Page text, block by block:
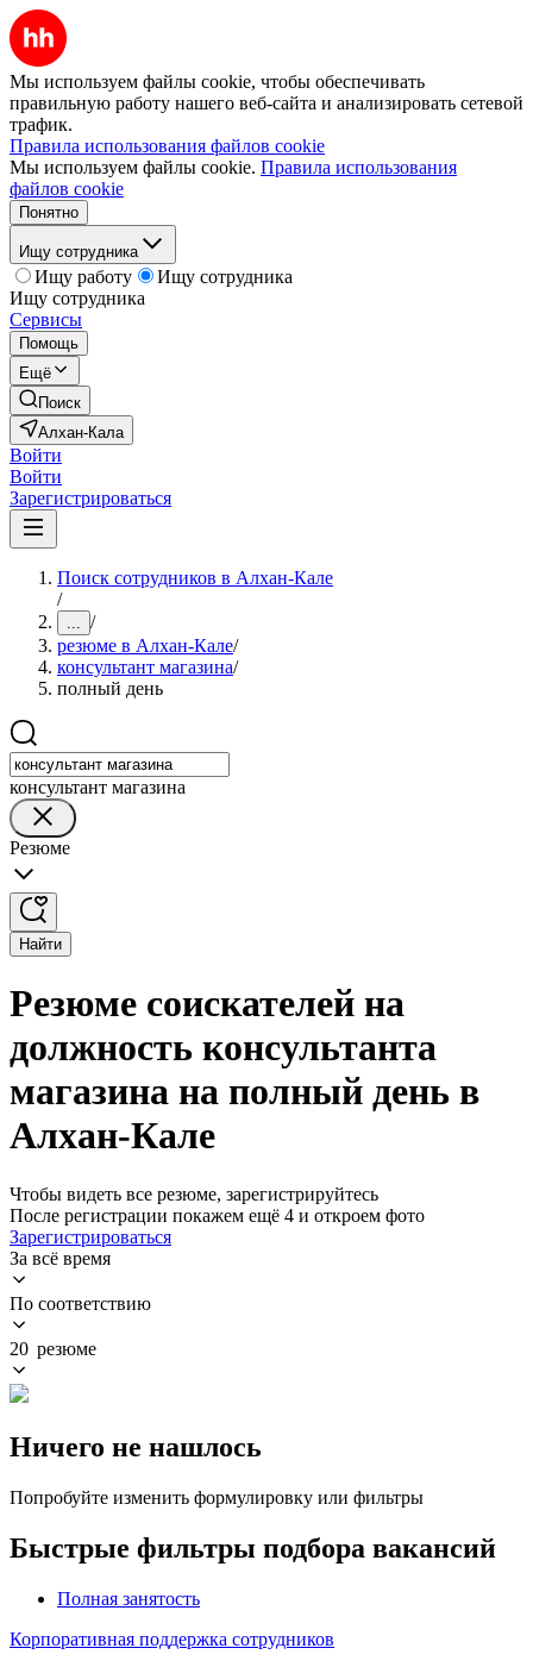
Мы используем файлы cookie, чтобы обеспечивать
правильную работу нашего веб-сайта и анализировать сетевой
трафик.
Правила использования файлов cookie
Мы используем файлы cookie. Правила использования
файлов cookie
Понятно
Ищу сотрудника
Ищу работу
Ищу сотрудника
Ищу сотрудника
Сервисы
Помощь
Ещё
Поиск
Алхан-Кала
Войти
Войти
Зарегистрироваться
Поиск сотрудников в Алхан-Кале
/
... /
резюме в Алхан-Кале/
консультант магазина/
полный день
консультант магазина
Резюме
Найти
Резюме соискателей на
должность консультанта
магазина на полный день в
Алхан-Кале
Чтобы видеть все резюме, зарегистрируйтесь
После регистрации покажем ещё 4 и откроем фото
Зарегистрироваться
За всё время
По соответствию
20 резюме
Ничего не нашлось
Попробуйте изменить формулировку или фильтры
Быстрые фильтры подбора вакансий
Полная занятость
Корпоративная поддержка сотрудников